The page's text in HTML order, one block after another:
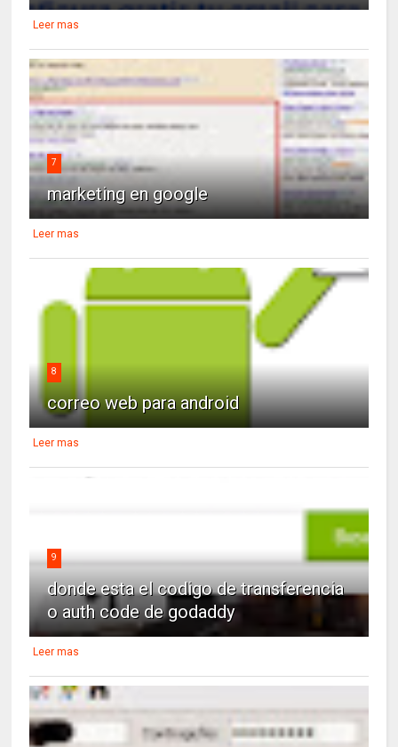
Leer mas
7
marketing en google
Leer mas
8
correo web para android
Leer mas
9
donde esta el codigo de transferencia
o auth code de godaddy
Leer mas